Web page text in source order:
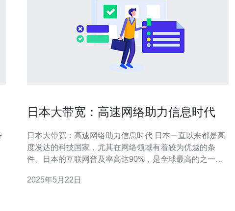
日本大带宽：高速网络助力信息时代
日本大带宽：高速网络助力信息时代 日本一直以来都是高
度发达的科技国家，尤其在网络领域有着较为优越的条
件。日本的互联网普及率高达90%，是全球最高的之一。
服务。 日本的大带宽是指其网络传输速度极快，用户可以
2025年5月22日